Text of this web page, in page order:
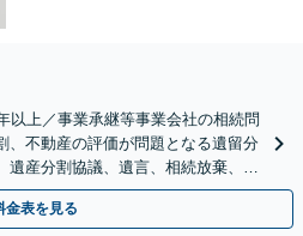
以上／事業承継等事業会社の相続問
、不動産の評価が問題となる遺留分
遺産分割協議、遺言、相続放棄、使
豊富【JR草津駅2分】
金表を見る